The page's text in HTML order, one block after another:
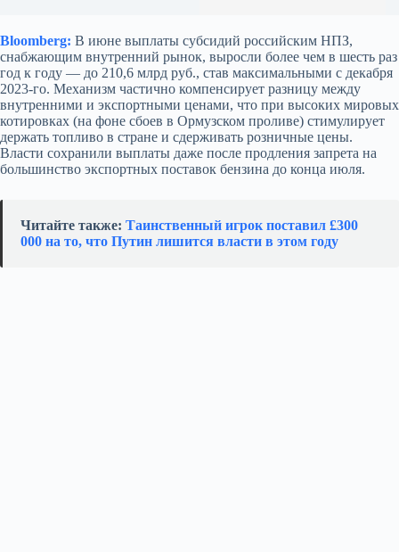
Bloomberg: В июне выплаты субсидий российским НПЗ,
снабжающим внутренний рынок, выросли более чем в шесть раз
год к году — до 210,6 млрд руб., став максимальными с декабря
2023-го. Механизм частично компенсирует разницу между
внутренними и экспортными ценами, что при высоких мировых
котировках (на фоне сбоев в Ормузском проливе) стимулирует
держать топливо в стране и сдерживать розничные цены.
Власти сохранили выплаты даже после продления запрета на
большинство экспортных поставок бензина до конца июля.
Читайте также: Таинственный игрок поставил £300
000 на то, что Путин лишится власти в этом году